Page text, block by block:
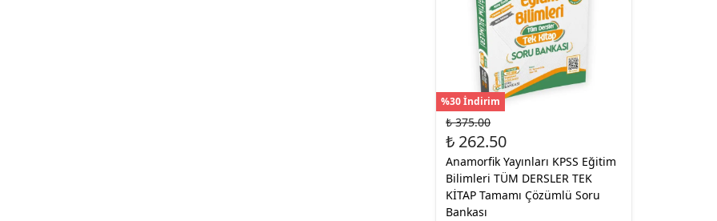
%30 İndirim
₺ 375.00
₺ 262.50
Anamorfik Yayınları KPSS Eğitim
Bilimleri TÜM DERSLER TEK
KİTAP Tamamı Çözümlü Soru
Bankası